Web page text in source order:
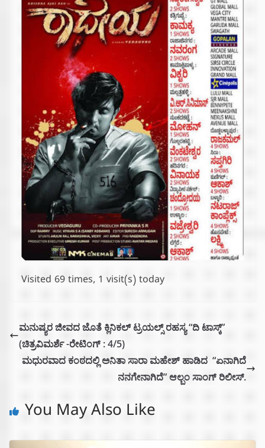
Visited 69 times, 1 visit(s) today
ಮನುಷ್ಯರ ಜೀವದ ಜೊತೆ ಕ್ಲಿನಿಕಲ್ ಟ್ರಯಲ್ಸ್‌ ರಹಸ್ಯ “ದಿ ಟಾಸ್ಕ್”
(ಚಿತ್ರವಿಮರ್ಶೆ -ರೇಟಿಂಗ್ : 4/5)
ಮಧುರವಾದ ಕಂಠದಲ್ಲಿ ಅನಿತಾ ಸಾರಾ ಮಹೇಶ್ ಹಾಡಿದ “ಏನಾಗಿದೆ
ನನಗೇನಾಗಿದೆ” ಆಲ್ಬಂ ಸಾಂಗ್ ರಿಲೀಸ್.
You May Also Like